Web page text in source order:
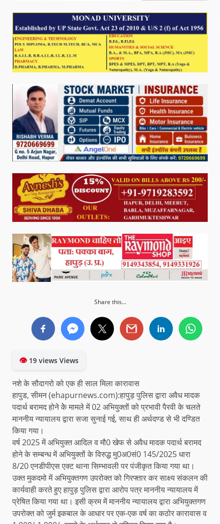
Share this...
👁19 views Views
नशे के सौदागरो को एक ही साल मिला कारावास
हापुड, सीमन (ehapurnews.com):हापुड़ पुलिस द्वारा अवैध मादक
पदार्थ बरामद होने केे मामले में 02 अभियुक्तों को प्रभावी पैरवी के चलते
माननीय न्यायालय द्वारा सजा सुनाई गई, साथ ही अर्थदण्ड से भी दण्डित
किया गया।
वर्ष 2025 में अभियुक्त आदिल व मौ0 खेफ से अवैध मादक पदार्थ बरामद
होने के सम्बन्ध में अभियुक्तों के विरुद्ध मु0अ0सं0 145/2025 धारा
8/20 एनडीपीएस एक्ट थाना सिम्भावली पर पंजीकृत किया गया था।
उक्त मुकदमो में अभियुक्तगण उपरोक्त को गिरफ्तार कर साक्ष्य संकलन की
कार्यवाही करते हुए हापुड़ पुलिस द्वारा आरोप पत्र माननीय न्यायालय में
प्रेषित किया गया था। इसी क्रम में माननीय न्यायालय द्वारा अभियुक्तगण
उपरोक्त को जुर्म इकबाल के आधार पर एक-एक वर्ष का कठोर कारावास व